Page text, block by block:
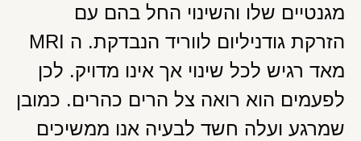
מגנטיים שלו והשינוי החל בהם עם
הזרקת גודניליום לווריד הנבדקת. ה MRI
מאד רגיש לכל שינוי אך אינו מדויק. לכן
לפעמים הוא רואה צל הרים כהרים. כמובן
שמרגע ועלה חשד לבעיה אנו ממשיכים